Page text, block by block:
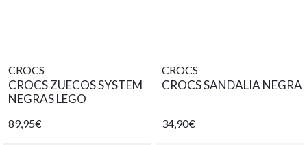
CROCS
CROCS ZUECOS SYSTEM
NEGRAS LEGO
89,95€
CROCS
CROCS SANDALIA NEGRA
34,90€